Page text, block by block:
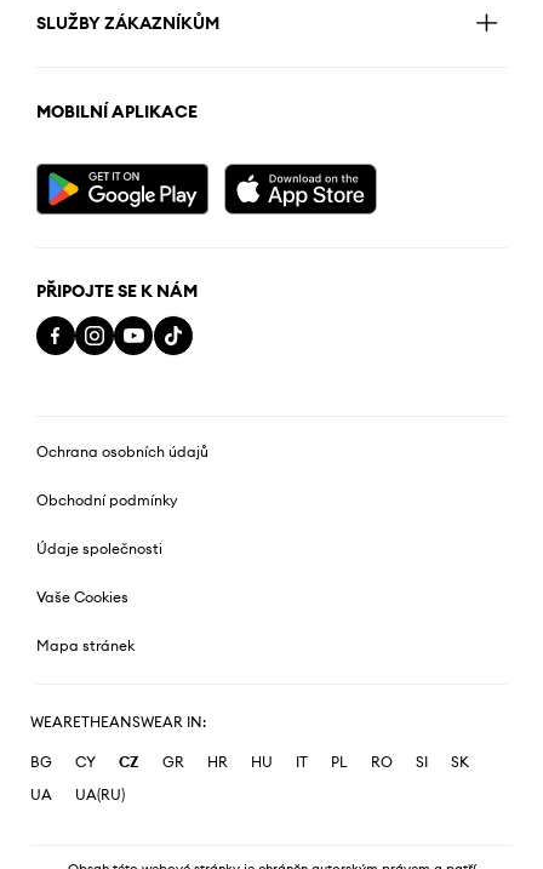
SLUŽBY ZÁKAZNÍKŮM
MOBILNÍ APLIKACE
PŘIPOJTE SE K NÁM
Ochrana osobních údajů
Obchodní podmínky
Údaje společnosti
Vaše Cookies
Mapa stránek
WEARETHEANSWEAR IN:
BG CY CZ GR HR HU IT PL RO SI
SK
UA
UA(RU)